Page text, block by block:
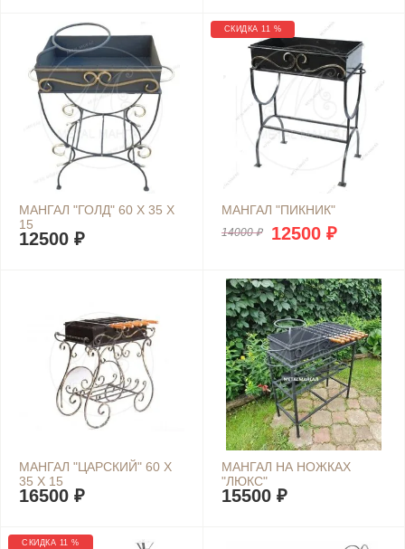
МАНГАЛ "ГОЛД" 60 Х 35 Х
15
12500 ₽
СКИДКА 11 %
МАНГАЛ "ПИКНИК"
14000 ₽ 12500 ₽
МАНГАЛ "ЦАРСКИЙ" 60 Х
35 Х 15
16500 ₽
МАНГАЛ НА НОЖКАХ
"ЛЮКС"
15500 ₽
СКИДКА 11 %